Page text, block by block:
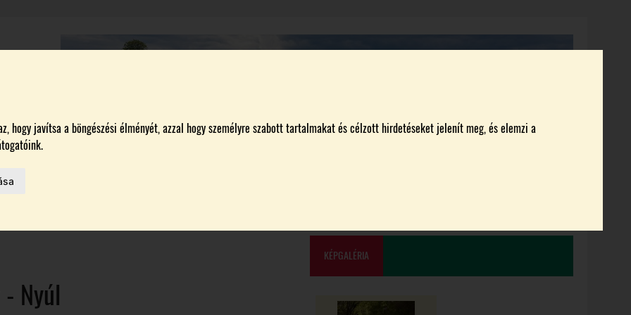
hogy javítsa a böngészési élményét, azzal hogy személyre szabott tartalmakat és célzott hirdetéseket jelenít meg, és elemzi a
BORÁSZATOK MAGYARORSZÁG LEGSZEBB SZŐLŐBIRTOKA 2026 KI KICSODA RENDEZVÉNYEK MAGAZIN
BORTERMELŐK
- Nyúl
KÉPGALÉRIA